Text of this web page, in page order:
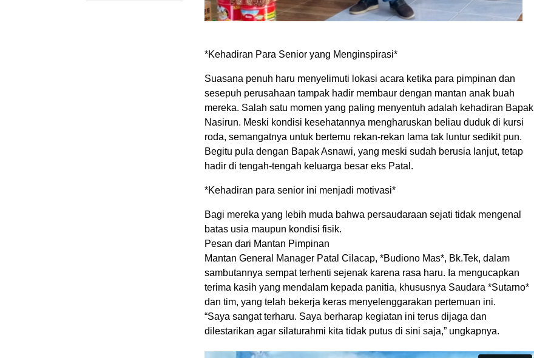
*​Kehadiran Para Senior yang Menginspirasi*
​Suasana penuh haru menyelimuti lokasi acara ketika para pimpinan dan
sesepuh perusahaan tampak hadir membaur dengan mantan anak buah
mereka. Salah satu momen yang paling menyentuh adalah kehadiran Bapak
Nasirun. Meski kondisi kesehatannya mengharuskan beliau duduk di kursi
roda, semangatnya untuk bertemu rekan-rekan lama tak luntur sedikit pun.
​Begitu pula dengan Bapak Asnawi, yang meski sudah berusia lanjut, tetap
hadir di tengah-tengah keluarga besar eks Patal.
*Kehadiran para senior ini menjadi motivasi*
Bagi mereka yang lebih muda bahwa persaudaraan sejati tidak mengenal
batas usia maupun kondisi fisik.
​Pesan dari Mantan Pimpinan
​Mantan General Manager Patal Cilacap, *Budiono Mas*, Bk.Tek, dalam
sambutannya sempat terhenti sejenak karena rasa haru. Ia mengucapkan
terima kasih yang mendalam kepada panitia, khususnya Saudara *Sutarno*
dan tim, yang telah bekerja keras menyelenggarakan pertemuan ini.
“Saya sangat terharu. Saya berharap kegiatan ini terus dijaga dan
dilestarikan agar silaturahmi kita tidak putus di sini saja,” ungkapnya.